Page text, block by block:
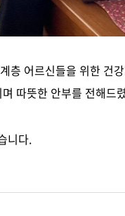
층 어르신들을 위한 건
따뜻한 안부를 전해
니다.